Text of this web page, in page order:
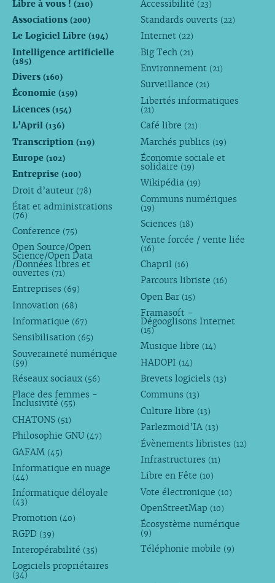
Libre à vous ! (210)
Associations (200)
Le Logiciel Libre (194)
Intelligence artificielle
(185)
Divers (160)
Économie (159)
Licences (154)
L’April (136)
Transcription (119)
Europe (102)
Entreprise (100)
Droit d’auteur (78)
État et administrations
(76)
Conference (75)
Open Source/Open
Science/Open Data
/Données libres et
ouvertes (71)
Entreprises (69)
Innovation (68)
Informatique (67)
Sensibilisation (65)
Souveraineté numérique
(59)
Réseaux sociaux (56)
Place des femmes -
Inclusivité (55)
CHATONS (51)
Philosophie GNU (47)
GAFAM (45)
Informatique en nuage
(44)
Informatique déloyale
(43)
Promotion (40)
RGPD (39)
Interopérabilité (35)
Logiciels propriétaires
(34)
Accessibilité (23)
Standards ouverts (22)
Internet (22)
Big Tech (21)
Environnement (21)
Surveillance (21)
Libertés informatiques
(21)
Café libre (21)
Marchés publics (19)
Économie sociale et
solidaire (19)
Wikipédia (19)
Communs numériques
(19)
Sciences (18)
Vente forcée / vente liée
(16)
Chapril (16)
Parcours libriste (16)
Open Bar (15)
Framasoft -
Dégooglisons Internet
(15)
Musique libre (14)
HADOPI (14)
Brevets logiciels (13)
Communs (13)
Culture libre (13)
Parlezmoid’IA (13)
Évènements libristes (12)
Infrastructures (11)
Libre en Fête (10)
Vote électronique (10)
OpenStreetMap (10)
Écosystème numérique
(9)
Téléphonie mobile (9)